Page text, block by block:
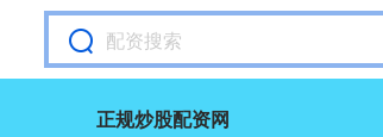
正规炒股配资网